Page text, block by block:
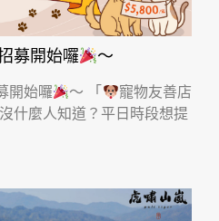
募開始囉 ～
開始囉 ～ 「
寵物友善店
什麼人知道？平日時段想提